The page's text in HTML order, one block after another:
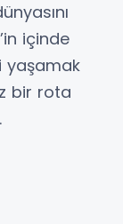
içinde
yaşamak
bir rota